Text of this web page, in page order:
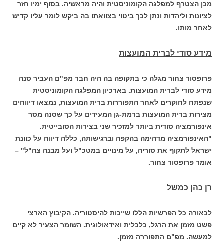
מכן הצטרף למפלגה הקומוניסטית והיה מראשיה. בסוף ימיו חזר
לציונות וליהדות ונתן לכך ביטוי בצוואתו בה ביקש לומר עליו קדיש
לאחר מותו.
מידע סודי לברית המועצות
פרופסור צחור מגלה כי בתקופה בה היה חבר מפ"ם העביר סנה
מידע סודי לברית המועצות. בארכיון המפלגה הקומוניסטית
שנפתח לחוקרים לאחר התפוררות ברית המועצות, נמצאו דיווחים
מצירות ברית המועצות ברמת-גן המעידים על כך שסנה מסר
אינפורמציה סודית ביותר למזכיר שני בצירות הסובייטית.
"האינפורמציה מדהימה בהקפה וברגישותה, כללה דיווח על כוונת
ישראל לתקוף את סוריה, על מינויים במטכ"ל ועל מבנה צה"ל" –
אומר פרופסור צחור.
רן כהן כמשל
לכאורה כל הפרשיות הללו שייכות להיסטוריה. הקיבוץ הארצי
פשט מזמן את הרגל, כלכלית ואידאולוגית. השומר הצעיר לא קיים
למעשה. מפ"ם התפוררה מזמן.